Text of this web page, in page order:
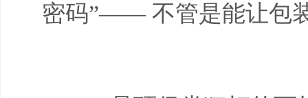
密码”—— 不管是能让包